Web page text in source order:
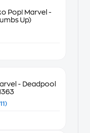
Pop! Marvel -
Up)
- Deadpool